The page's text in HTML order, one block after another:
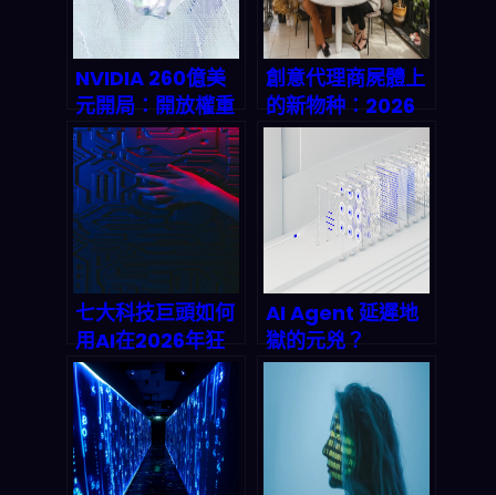
NVIDIA 260億美
元開局：開放權重
AI模型如何顛覆
2026年創業生態
系？
創意代理商屍體上
的新物种：2026
年需求驅動型平台
崛起全解剖
七大科技巨頭如何
用AI在2026年狂
吸2.08兆美元？
Magnificent
Seven營收暴增的
產業鏈真相
AI Agent 延遲地
獄的元兇？
WebSocket 持久
連線如何把回應時